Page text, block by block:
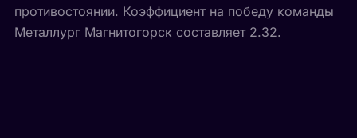
противостоянии. Коэффициент на победу команды
Металлург Магнитогорск составляет 2.32.